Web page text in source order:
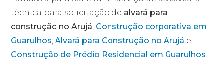
técnica para solicitação de alvará para
construção no Arujá, Construção corporativa em
Guarulhos,Alvará para Construção no Arujá e
Construção de Prédio Residencial em Guarulhos.